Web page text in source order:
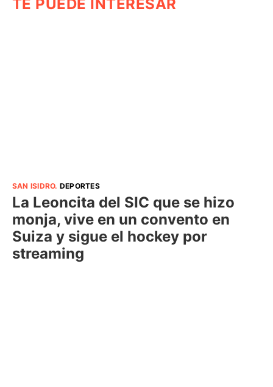
TE PUEDE INTERESAR
SAN ISIDRO. DEPORTES
La Leoncita del SIC que se hizo
monja, vive en un convento en
Suiza y sigue el hockey por
streaming